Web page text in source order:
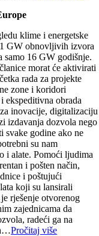
klime i energetske
GW obnovljivih izvora
samo 16 GW godišnje.
morat će aktivirati
rada za projekte
zone i koridori
ekspeditivna obrada
inovacije, digitalizaciju
izdavanja dozvola nego
svake godine ako ne
su nam
i alate. Pomoći ljudima
i pošten način,
i poštujući
koji su lansirali
rješenje otvorenog
zajednicama da
radeći ga na
Pročitaj više